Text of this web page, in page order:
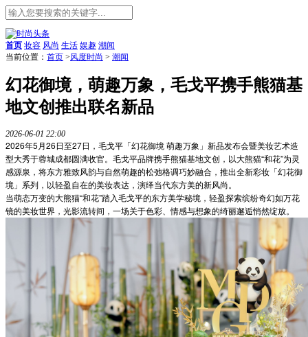
首页 妆容 风尚 生活 娱趣 潮闻
当前位置： 首页 >风度时尚 > 潮闻
幻花御境，萌趣万象，毛戈平携手熊猫基
地文创推出联名新品
2026-06-01 22:00
2026年5月26日至27日，毛戈平「幻花御境 萌趣万象」新品发布会暨美妆艺术造
型大秀于蓉城成都圆满收官。毛戈平品牌携手熊猫基地文创，以大熊猫“和花”为灵
感源泉，将东方雅致风韵与自然萌趣的松弛格调巧妙融合，推出全新彩妆「幻花御
境」系列，以轻盈自在的美妆表达，演绎当代东方美的新风尚。
当萌态万变的大熊猫“和花”踏入毛戈平的东方美学秘境，轻盈探索缤纷奇幻如万花
镜的美妆世界，光影流转间，一场关于色彩、情感与想象的绮丽邂逅悄然绽放。